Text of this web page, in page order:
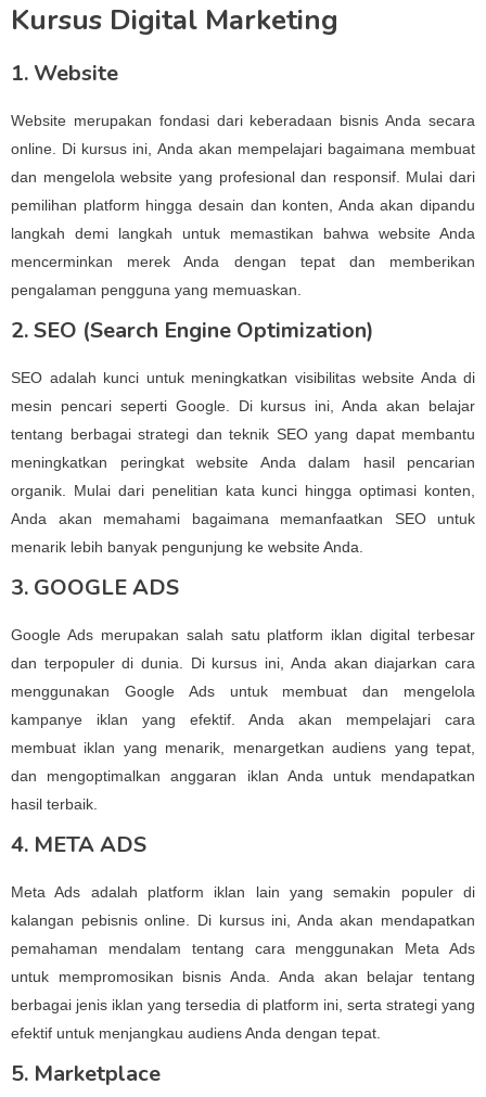
Kursus Digital Marketing
1. Website
Website merupakan fondasi dari keberadaan bisnis Anda secara
online. Di kursus ini, Anda akan mempelajari bagaimana membuat
dan mengelola website yang profesional dan responsif. Mulai dari
pemilihan platform hingga desain dan konten, Anda akan dipandu
langkah demi langkah untuk memastikan bahwa website Anda
mencerminkan merek Anda dengan tepat dan memberikan
pengalaman pengguna yang memuaskan.
2. SEO (Search Engine Optimization)
SEO adalah kunci untuk meningkatkan visibilitas website Anda di
mesin pencari seperti Google. Di kursus ini, Anda akan belajar
tentang berbagai strategi dan teknik SEO yang dapat membantu
meningkatkan peringkat website Anda dalam hasil pencarian
organik. Mulai dari penelitian kata kunci hingga optimasi konten,
Anda akan memahami bagaimana memanfaatkan SEO untuk
menarik lebih banyak pengunjung ke website Anda.
3. GOOGLE ADS
Google Ads merupakan salah satu platform iklan digital terbesar
dan terpopuler di dunia. Di kursus ini, Anda akan diajarkan cara
menggunakan Google Ads untuk membuat dan mengelola
kampanye iklan yang efektif. Anda akan mempelajari cara
membuat iklan yang menarik, menargetkan audiens yang tepat,
dan mengoptimalkan anggaran iklan Anda untuk mendapatkan
hasil terbaik.
4. META ADS
Meta Ads adalah platform iklan lain yang semakin populer di
kalangan pebisnis online. Di kursus ini, Anda akan mendapatkan
pemahaman mendalam tentang cara menggunakan Meta Ads
untuk mempromosikan bisnis Anda. Anda akan belajar tentang
berbagai jenis iklan yang tersedia di platform ini, serta strategi yang
efektif untuk menjangkau audiens Anda dengan tepat.
5. Marketplace